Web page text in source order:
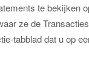
te bekijken
ze de
tabblad dat u op